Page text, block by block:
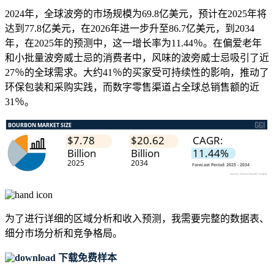
2024年，全球波旁的市场规模为69.8亿美元，预计在2025年将
达到77.8亿美元，在2026年进一步升至86.7亿美元，到2034
年，在2025年的预测中，这一增长率为11.44％。在偏爱老年
和小批量波旁威士忌的消费者中，风味的波旁威士忌吸引了近
27％的全球需求。大约41％的买家受可持续性的影响，推动了
环保包装和采购实践，而数字零售渠道占全球总销售额的近
31％。
为了进行详细的区域分析和收入预测，我需要完整的数据表、
细分市场分析和竞争格局。
下载免费样本